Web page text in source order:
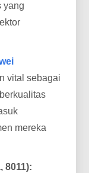
yang
vital sebagai
mereka
8011):